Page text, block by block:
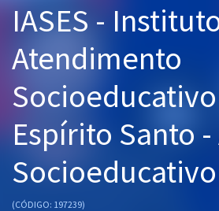
Cursos 20% OFF
Pós
Graduação
OAB
Mentorias
Questões grátis
IASES -
Atendimento
Espírito Santo
Socioeducativo
(CÓDIGO: 197239)